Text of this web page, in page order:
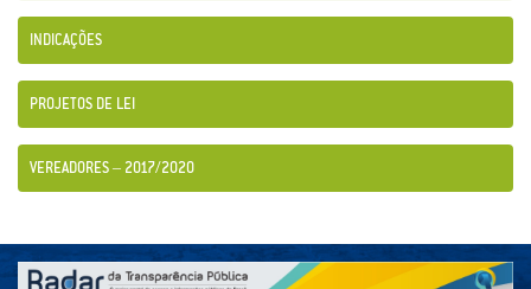
INDICAÇÕES
PROJETOS DE LEI
VEREADORES – 2017/2020